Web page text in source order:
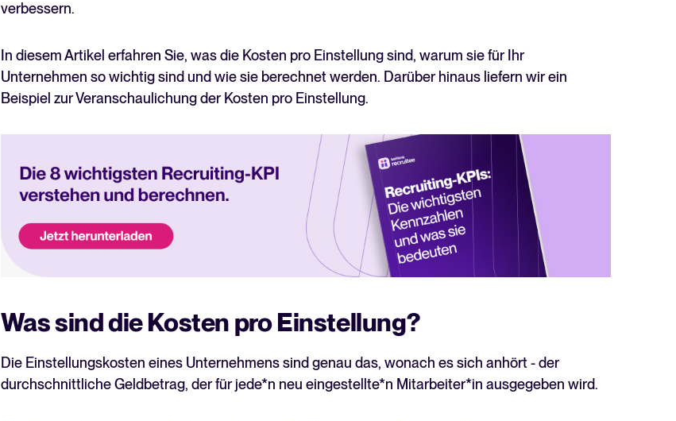
verbessern.
In diesem Artikel erfahren Sie, was die Kosten pro Einstellung sind, warum sie für Ihr
Unternehmen so wichtig sind und wie sie berechnet werden. Darüber hinaus liefern wir ein
Beispiel zur Veranschaulichung der Kosten pro Einstellung.
Was sind die Kosten pro Einstellung?
Die Einstellungskosten eines Unternehmens sind genau das, wonach es sich anhört - der
durchschnittliche Geldbetrag, der für jede*n neu eingestellte*n Mitarbeiter*in ausgegeben wird.